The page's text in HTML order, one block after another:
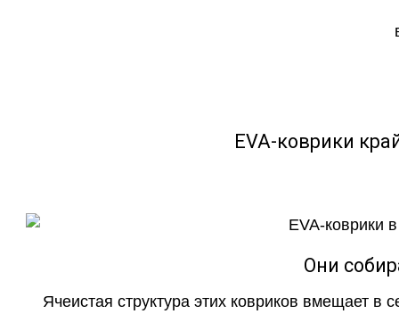
EVA-коврики
Они
Ячеистая структура этих ковриков вмещает в